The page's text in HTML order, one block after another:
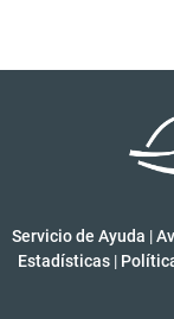
Servicio de Ayuda |
Estadísticas |